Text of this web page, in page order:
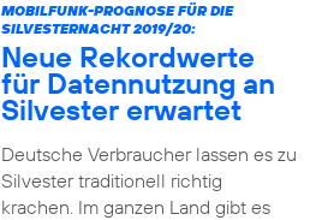
MOBILFUNK-PROGNOSE FÜR DIE
SILVESTERNACHT 2019/20:
Neue Rekordwerte
für Datennutzung an
Silvester erwartet
Deutsche Verbraucher lassen es zu
Silvester traditionell richtig
krachen. Im ganzen Land gibt es